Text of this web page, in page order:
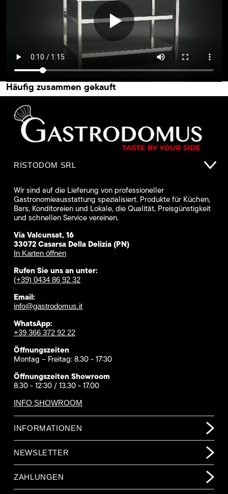
Häufig zusammen gekauft
RISTODOM SRL
Wir sind auf die Lieferung von professioneller
Gastronomieausstattung spezialisiert. Produkte für Küchen,
Bars, Konditoreien und Lokale, die Qualität, Preisgünstigkeit
und schnellen Service vereinen.
Via Valcunsat, 16
33072 Casarsa Della Delizia (PN)
In Karten öffnen
Rufen Sie uns an unter:
(+39) 0434 86 92 32
Email:
info@gastrodomus.it
WhatsApp:
+39 366 372 92 22
Öffnungszeiten
Montag – Freitag: 8.30 - 17:30
Öffnungszeiten Showroom
8.30 - 12:30 / 13.30 - 17.00
INFO SHOWROOM
INFORMATIONEN
NEWSLETTER
ZAHLUNGEN